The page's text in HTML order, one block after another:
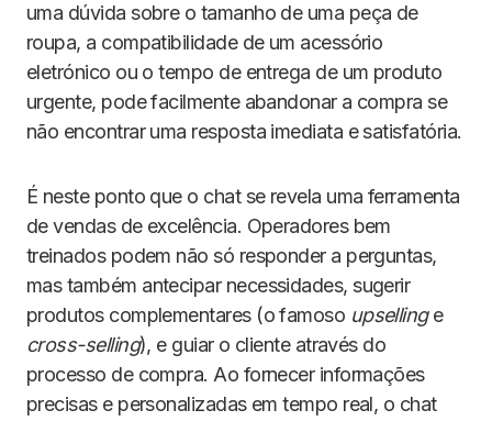
uma dúvida sobre o tamanho de uma peça de
roupa, a compatibilidade de um acessório
eletrónico ou o tempo de entrega de um produto
urgente, pode facilmente abandonar a compra se
não encontrar uma resposta imediata e satisfatória.
É neste ponto que o chat se revela uma ferramenta
de vendas de excelência. Operadores bem
treinados podem não só responder a perguntas,
mas também antecipar necessidades, sugerir
produtos complementares (o famoso upsellinge
cross-selling), e guiar o cliente através do
processo de compra. Ao fornecer informações
precisas e personalizadas em tempo real, o chat